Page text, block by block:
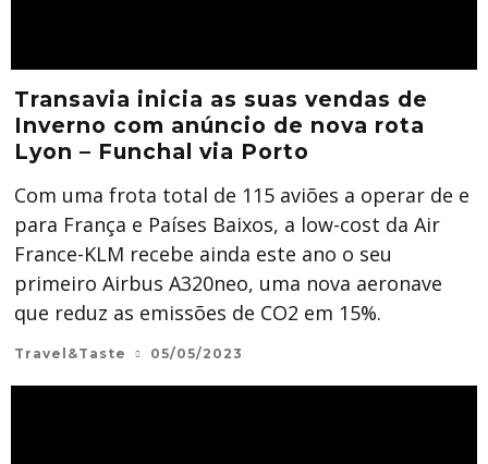
Transavia inicia as suas vendas de
Inverno com anúncio de nova rota
Lyon – Funchal via Porto
Com uma frota total de 115 aviões a operar de e
para França e Países Baixos, a low-cost da Air
France-KLM recebe ainda este ano o seu
primeiro Airbus A320neo, uma nova aeronave
que reduz as emissões de CO2 em 15%.
Travel&Taste 05/05/2023